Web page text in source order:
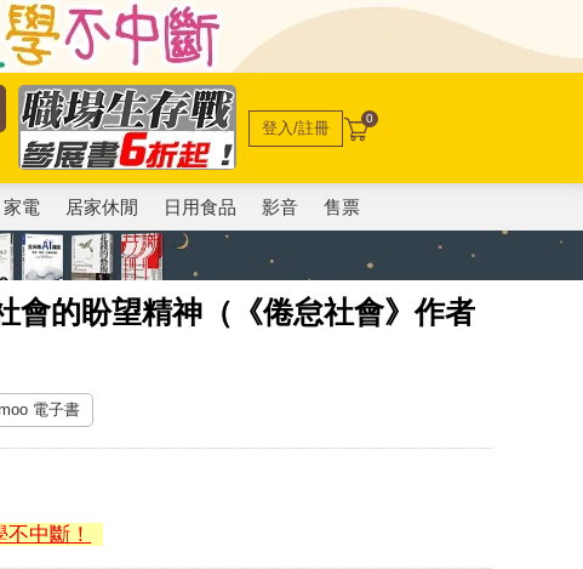
登入/註冊 0
家電 居家休閒 日用食品 影音 售票
會的盼望精神（《倦怠社會》作者
電子書
中斷！